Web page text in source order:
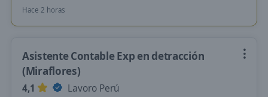
Hace 2 horas
Asistente Contable Exp en detracción
(Miraflores)
4,1
Lavoro Perú